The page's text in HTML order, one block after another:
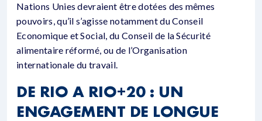
Nations Unies devraient être dotées des mêmes
pouvoirs, qu’il s’agisse notamment du Conseil
Economique et Social, du Conseil de la Sécurité
alimentaire réformé, ou de l’Organisation
internationale du travail.
DE RIO A RIO+20 : UN
ENGAGEMENT DE LONGUE